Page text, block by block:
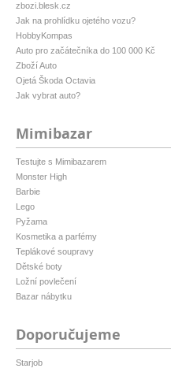
zbozi.blesk.cz
Jak na prohlídku ojetého vozu?
HobbyKompas
Auto pro začátečníka do 100 000 Kč
Zboží Auto
Ojetá Škoda Octavia
Jak vybrat auto?
Mimibazar
Testujte s Mimibazarem
Monster High
Barbie
Lego
Pyžama
Kosmetika a parfémy
Teplákové soupravy
Dětské boty
Ložní povlečení
Bazar nábytku
Doporučujeme
Starjob